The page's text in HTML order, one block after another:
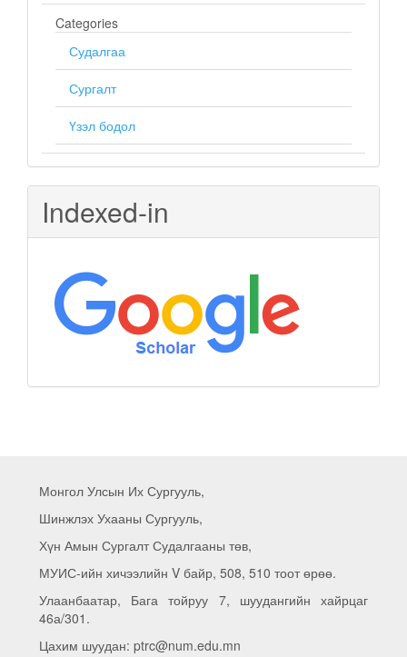
Categories
Судалгаа
Сургалт
Үзэл бодол
Indexed-in
Монгол Улсын Их Сургууль,
Шинжлэх Ухааны Сургууль,
Хүн Амын Сургалт Судалгааны төв,
МУИС-ийн хичээлийн V байр, 508, 510 тоот өрөө.
Улаанбаатар, Бага тойруу 7, шуудангийн хайрцаг
46а/301.
Цахим шуудан: ptrc@num.edu.mn